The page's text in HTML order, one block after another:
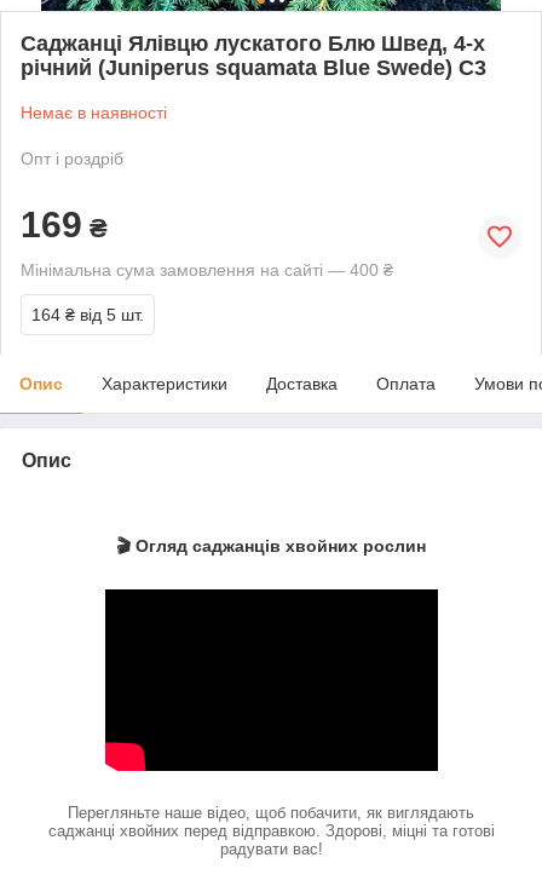
Саджанці Ялівцю лускатого Блю Швед, 4-х
річний (Juniperus squamata Blue Swede) С3
Немає в наявності
Опт і роздріб
169 ₴
Мінімальна сума замовлення на сайті — 400 ₴
164 ₴ від 5 шт.
Опис Характеристики Доставка Оплата Умови
Опис
🎬 Огляд саджанців хвойних рослин
Перегляньте наше відео, щоб побачити, як виглядають
саджанці хвойних перед відправкою. Здорові, міцні та готові
радувати вас!